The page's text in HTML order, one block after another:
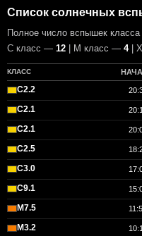
Список солнечных
Полное число вспышек
С класс — 12 | М класс — 4|
КЛАСС
C2.2
C2.1
C2.1
C2.5
C3.0
C9.1
M7.5
M3.2